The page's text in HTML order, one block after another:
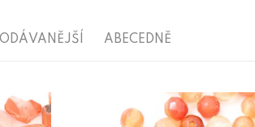
ABECEDNĚ